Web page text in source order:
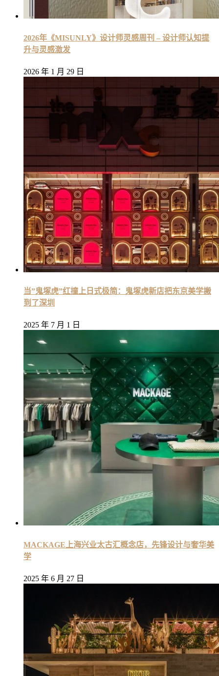
2026年《MISUNLY》设计师灵感周刊 – 设计师认知提
升与灵感激发
2026 年 1 月 29 日
当”鬼塚虎”红撞上日式极简：鬼塚虎新店把东京美学搬
到了深圳
2025 年 7 月 1 日
MACKAGE上海兴业太古汇概念店，先锋设计与奢华美
学
2025 年 6 月 27 日